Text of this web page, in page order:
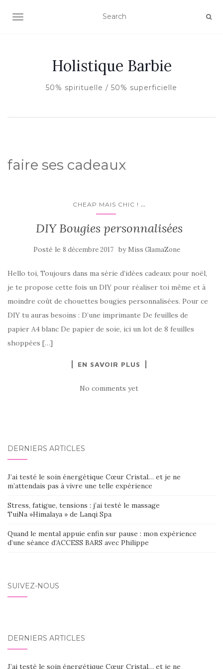
AFFICHER/MASQUER LA NAVIGATION
Holistique Barbie
50% spirituelle / 50% superficielle
faire ses cadeaux
CHEAP MAIS CHIC ! ...
DIY Bougies personnalisées
Posté le 8 décembre 2017 by Miss GlamaZone
Hello toi, Toujours dans ma série d’idées cadeaux pour noël,
je te propose cette fois un DIY pour réaliser toi même et à
moindre coût de chouettes bougies personnalisées. Pour ce
DIY tu auras besoins : D’une imprimante De feuilles de
papier A4 blanc De papier de soie, ici un lot de 8 feuilles
shoppées […]
EN SAVOIR PLUS
No comments yet
DERNIERS ARTICLES
J’ai testé le soin énergétique Cœur Cristal… et je ne
m’attendais pas à vivre une telle expérience
Stress, fatigue, tensions : j’ai testé le massage
TuiNa »Himalaya » de Lanqi Spa
Quand le mental appuie enfin sur pause : mon expérience
d’une séance d’ACCESS BARS avec Philippe
SUIVEZ-NOUS
DERNIERS ARTICLES
J’ai testé le soin énergétique Cœur Cristal… et je ne